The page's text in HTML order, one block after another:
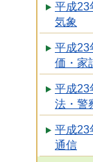
平成23
気象
平成23
価・家
平成23
法・警
平成23
通信